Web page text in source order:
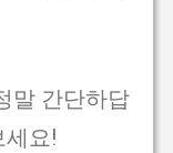
말 간단하답
세요!